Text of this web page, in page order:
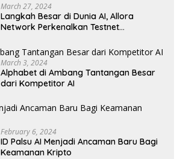
March 27, 2024
Langkah Besar di Dunia AI, Allora
Network Perkenalkan Testnet
March 3, 2024
Alphabet di Ambang Tantangan Besar
dari Kompetitor AI
February 6, 2024
ID Palsu AI Menjadi Ancaman Baru Bagi
Keamanan Kripto